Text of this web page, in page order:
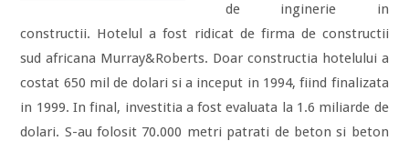
de inginerie in
constructii. Hotelul a fost ridicat de firma de constructii
sud africana Murray&Roberts. Doar constructia hotelului a
costat 650 mil de dolari si a inceput in 1994, fiind finalizata
in 1999. In final, investitia a fost evaluata la 1.6 miliarde de
dolari. S-au folosit 70.000 metri patrati de beton si beton